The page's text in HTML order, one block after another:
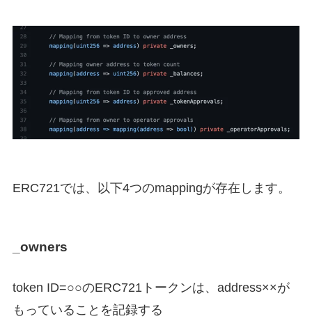
ERC721では、以下4つのmappingが存在します。
_owners
token ID=○○のERC721トークンは、address××が
もっていることを記録する